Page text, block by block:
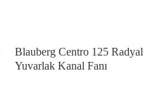
Blauberg Centro 125 Radyal
Yuvarlak Kanal Fanı